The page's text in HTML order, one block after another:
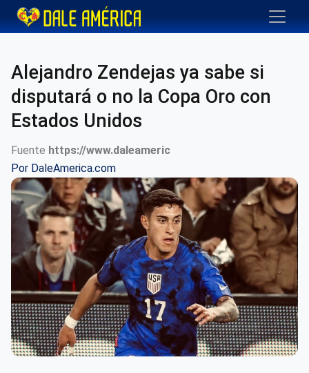
Alejandro Zendejas ya sabe si
disputará o no la Copa Oro con
Estados Unidos
Fuente https://www.daleameric
Por DaleAmerica.com